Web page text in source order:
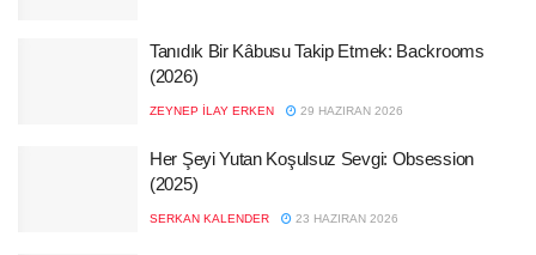
Tanıdık Bir Kâbusu Takip Etmek: Backrooms
(2026)
ZEYNEP İLAY ERKEN 29 HAZIRAN 2026
Her Şeyi Yutan Koşulsuz Sevgi: Obsession
(2025)
SERKAN KALENDER 23 HAZIRAN 2026